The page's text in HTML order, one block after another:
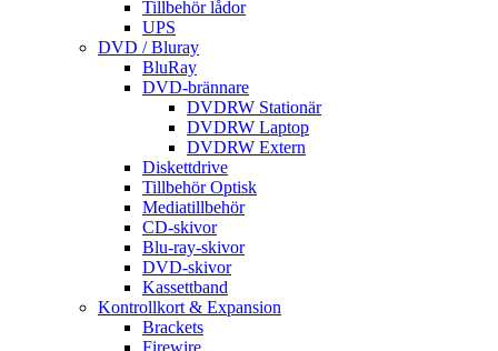
Tillbehör lådor
UPS
DVD / Bluray
BluRay
DVD-brännare
DVDRW Stationär
DVDRW Laptop
DVDRW Extern
Diskettdrive
Tillbehör Optisk
Mediatillbehör
CD-skivor
Blu-ray-skivor
DVD-skivor
Kassettband
Kontrollkort & Expansion
Brackets
Firewire